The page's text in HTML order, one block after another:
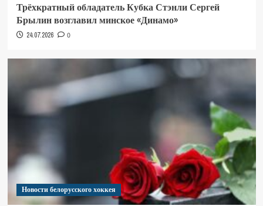
Трёхкратный обладатель Кубка Стэнли Сергей
Брылин возглавил минское «Динамо»
24.07.2026 0
Новости белорусского хоккея